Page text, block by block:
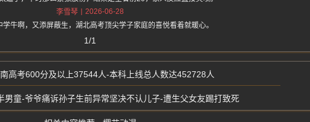
李雪琴
2026-06-28
学牛啊，又添屏蔽生，湖北高考顶尖学子家庭的喜悦看着就暖心。
1/1
高考600分及以上37544人-本科上线总人数达452728人
男童-爷爷痛诉孙子生前异常坚决不认儿子-遭生父女友踢打致死